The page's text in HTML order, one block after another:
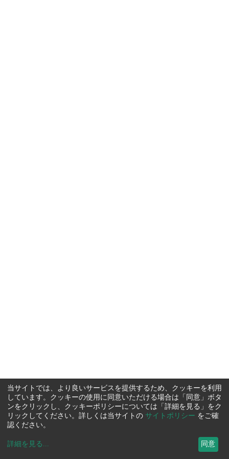
当サイトでは、より良いサービスを提供するため、クッキーを利用
しています。クッキーの使用に同意いただける場合は「同意」ボタ
ンをクリックし、クッキーポリシーについては「詳細を見る」をク
リックしてください。詳しくは当サイトの サイトポリシー をご確
認ください。
詳細を見る ... 同意